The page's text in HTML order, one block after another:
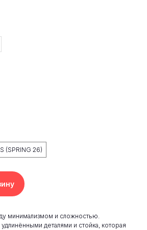
(SPRING 26)
минимализмом и сложностью.
деталями и стойка, которая